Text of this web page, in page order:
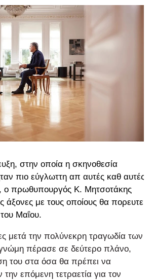
στην οποία η σκηνοθεσία
πιο εύγλωττη απ αυτές καθ αυτές
ο πρωθυπουργός Κ. Μητσοτάκης
άξονες με τους οποίους θα πορευτεί
Μαΐου.
μετά την πολύνεκρη τραγωδία των
πέρασε σε δεύτερο πλάνο,
του στα όσα θα πρέπει να
επόμενη τετραετία για τον